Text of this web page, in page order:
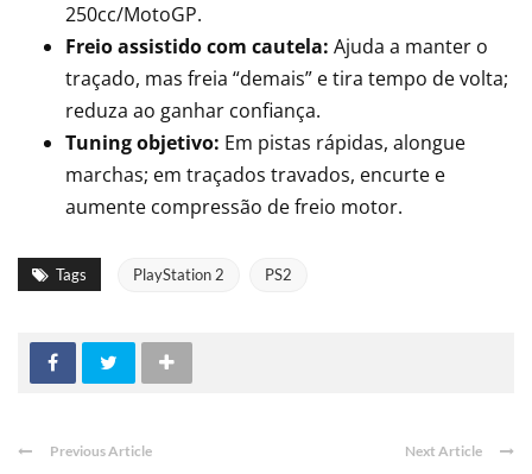
250cc/MotoGP.
Freio assistido com cautela: Ajuda a manter o
traçado, mas freia “demais” e tira tempo de volta;
reduza ao ganhar confiança.
Tuning objetivo: Em pistas rápidas, alongue
marchas; em traçados travados, encurte e
aumente compressão de freio motor.
Tags PlayStation 2 PS2
Previous Article Next Article